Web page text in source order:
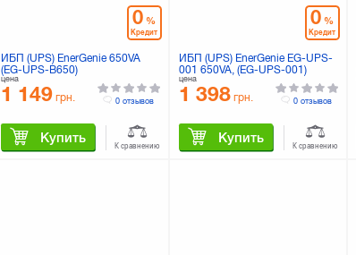
0 %
Кредит
ИБП (UPS) EnerGenie 650VA
(EG-UPS-B650)
цена
1 149 грн.
Купить
0 отзывов
К сравнению
0 %
Кредит
ИБП (UPS) EnerGenie EG-UPS-
001 650VA, (EG-UPS-001)
цена
1 398 грн.
Купить
0 отзывов
К сравнению